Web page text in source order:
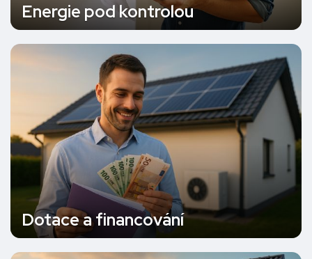
Energie pod kontrolou
Dotace a financování